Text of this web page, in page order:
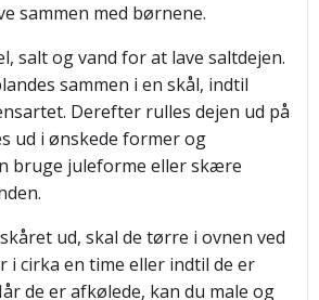
sammen med børnene.
salt og vand for at lave saltdejen.
sammen i en skål, indtil
Derefter rulles dejen ud på
ud i ønskede former og
bruge juleforme eller skære
ud, skal de tørre i ovnen ved
i cirka en time eller indtil de er
de er afkølede, kan du male og